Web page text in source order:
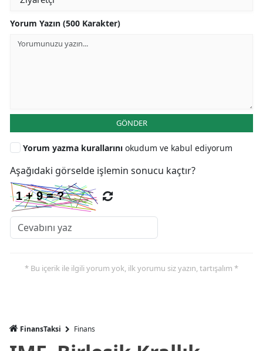
Yorum Yazın (500 Karakter)
GÖNDER
Yorum yazma kurallarını okudum ve kabul ediyorum
Aşağıdaki görselde işlemin sonucu kaçtır?
* Bu içerik ile ilgili yorum yok, ilk yorumu siz yazın, tartışalım *
FinansTaksi Finans